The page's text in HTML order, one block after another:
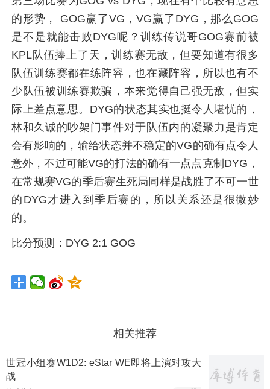
的形势， GOG赢了VG，VG赢了DYG，那么GOG
是不是就能击败DYG呢？训练传说哥GOG赛前被
KPL队伍捧上了天，训练赛无敌，但要知道有很多
队伍训练赛都在练阵容，也在藏阵容，所以也有不
少队伍被训练赛欺骗，本来觉得自己强无敌，但实
际上差点意思。DYG的状态其实也挺令人堪忧的，
林和久诚的吵架门事件对于队伍内的凝聚力是肯定
会有影响的，输给状态并不稳定的VG的确有点令人
意外，不过可能VG的打法的确有一点点克制DYG，
在常规赛VG的季后赛生死局同样是战胜了不可一世
的DYG才进入到季后赛的，所以关系还是很微妙
的。
比分预测：DYG 2:1 GOG
相关推荐
世冠小组赛W1D2: eStar WE即将上演对攻大
战